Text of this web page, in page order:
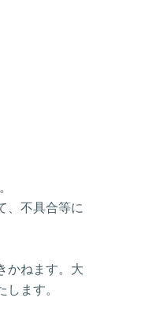
、不具合等に
かねます。大
ます。